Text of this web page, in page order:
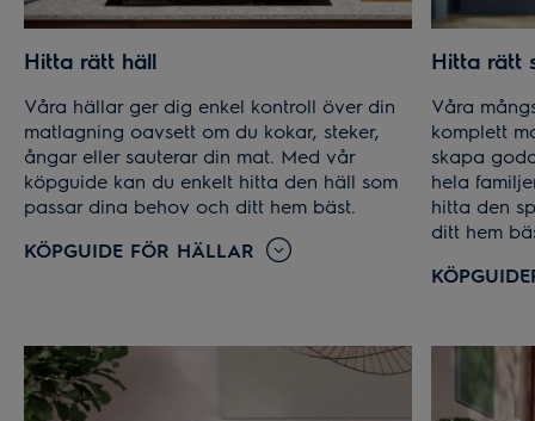
Hitta rätt häll
Våra hällar ger dig enkel kontroll över din
matlagning oavsett om du kokar, steker,
ångar eller sauterar din mat. Med vår
köpguide kan du enkelt hitta den häll som
passar dina behov och ditt hem bäst.
KÖPGUIDE FÖR HÄLLAR
Hitta rätt
Våra
komplett
skapa
hela
hitta den
ditt hem